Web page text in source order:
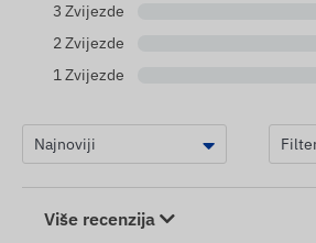
3 Zvijezde
2 Zvijezde
1 Zvijezde
Više recenzija